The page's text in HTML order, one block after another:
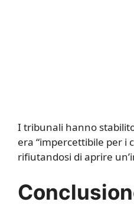
I tribunali hanno
era “impercettibile per i
rifiutandosi di aprire